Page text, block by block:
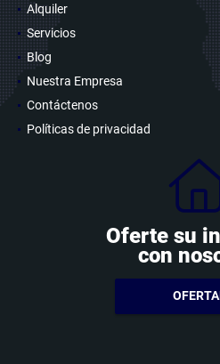
Alquiler
Servicios
Blog
Nuestra Empresa
Contáctenos
Políticas de privacidad
Oferte su
con